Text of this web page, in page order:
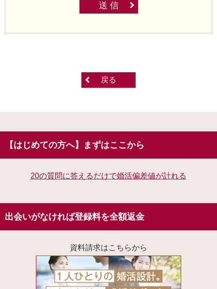
送 信
戻る
【はじめての方へ】まずはここから
20の質問に答えるだけで婚活偏差値が計れる
出会いがなければ登録料を全額返金
資料請求はこちらから